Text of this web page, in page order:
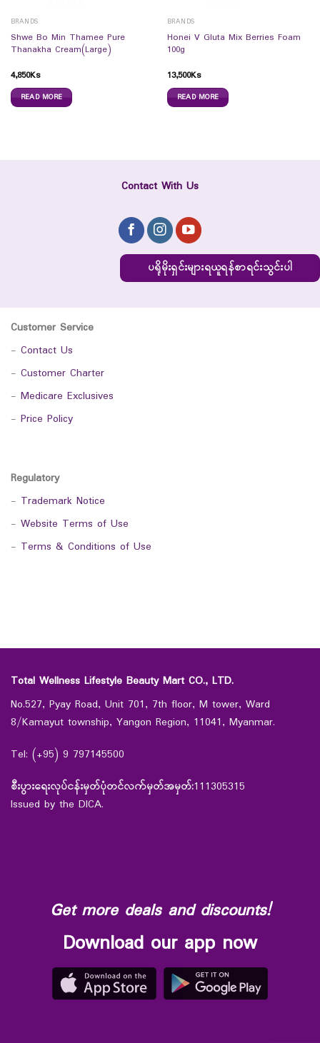
BRANDS
Shwe Bo Min Thamee Pure
Thanakha Cream(Large)
4,850Ks
READ MORE
BRANDS
Honei V Gluta Mix Berries Foam
100g
13,500Ks
READ MORE
Contact With Us
ပရိုမိုးရှင်းများရယူရန်စာရင်းသွင်းပါ
Customer Service
- Contact Us
- Customer Charter
- Medicare Exclusives
- Price Policy
Regulatory
- Trademark Notice
- Website Terms of Use
- Terms & Conditions of Use
Total Wellness Lifestyle Beauty Mart CO., LTD.
No.527, Pyay Road, Unit 701, 7th floor, M tower, Ward
8/Kamayut township, Yangon Region, 11041, Myanmar.
Tel: (+95) 9 797145500
စီးပွားရေးလုပ်ငန်းမှတ်ပုံတင်လက်မှတ်အမှတ်:111305315
Issued by the DICA.
Get more deals and discounts!
Download our app now